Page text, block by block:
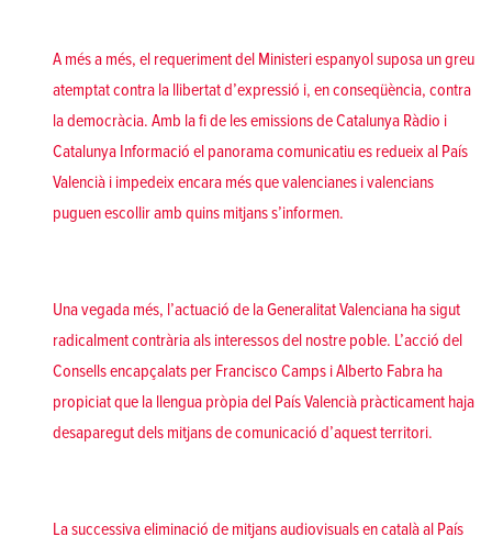
A més a més, el requeriment del Ministeri espanyol suposa un greu
atemptat contra la llibertat d’expressió i, en conseqüència, contra
la democràcia. Amb la fi de les emissions de Catalunya Ràdio i
Catalunya Informació el panorama comunicatiu es redueix al País
Valencià i impedeix encara més que valencianes i valencians
puguen escollir amb quins mitjans s’informen.
Una vegada més, l’actuació de la Generalitat Valenciana ha sigut
radicalment contrària als interessos del nostre poble. L’acció del
Consells encapçalats per Francisco Camps i Alberto Fabra ha
propiciat que la llengua pròpia del País Valencià pràcticament haja
desaparegut dels mitjans de comunicació d’aquest territori.
La successiva eliminació de mitjans audiovisuals en català al País